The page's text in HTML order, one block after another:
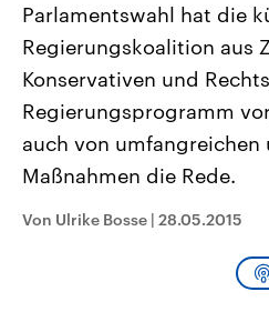
Landtagswahl Sachsen-Anhalt
2026
Alle Informationen
Sachsen-Anhalt wählt am 6.
September 2026 einen neuen
Landtag. Seit 2021 wird das
Bundesland von einer Koalition
CDU, SPD und FDP regiert.-
Umfragen, Prognosen,
und Hintergründe zu den Parteien
und Kandidaten der anstehenden
Sendungen Programm
Parlamentswahl hat die
Regierungskoalition aus
Konservativen und
Regierungsprogramm
auch von umfangreichen
Maßnahmen die Rede.
Von Ulrike Bosse | 28.05.2015